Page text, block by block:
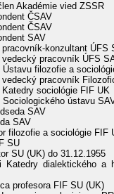
Akadémie vied ZSSR
ČSAV
ČSAV
SAV
konzultant ÚFS
vedecký pracovník ÚFS
Ústavu filozofie a
vedecký pracovník
sociológie FIF UK
Sociologického ústavu
SAV
SAV
filozofie a sociológie FIF
SU
SU (UK) do 31.12.1955
Katedry dialektického a
profesora FIF SU (UK)